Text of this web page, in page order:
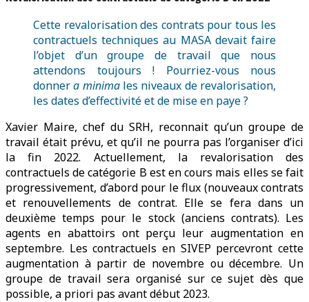
Cette revalorisation des contrats pour tous les
contractuels techniques au MASA devait faire
l’objet d’un groupe de travail que nous
attendons toujours ! Pourriez-vous nous
donnera minimales niveaux de revalorisation,
les dates d’effectivité et de mise en paye ?
Xavier Maire, chef du SRH, reconnait qu’un groupe de
travail était prévu, et qu’il ne pourra pas l’organiser d’ici
la fin 2022. Actuellement, la revalorisation des
contractuels de catégorie B est en cours mais elles se fait
progressivement, d’abord pour le flux (nouveaux contrats
et renouvellements de contrat. Elle se fera dans un
deuxième temps pour le stock (anciens contrats). Les
agents en abattoirs ont perçu leur augmentation en
septembre. Les contractuels en SIVEP percevront cette
augmentation à partir de novembre ou décembre. Un
groupe de travail sera organisé sur ce sujet dès que
possible, a priori pas avant début 2023.